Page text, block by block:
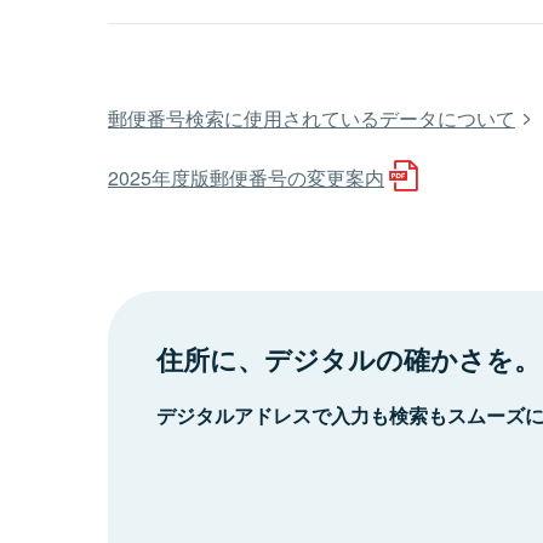
郵便番号検索に使用されているデータについて
2025年度版郵便番号の変更案内
住所に、デジタルの確かさを。
デジタルアドレスで入力も検索もスムーズ